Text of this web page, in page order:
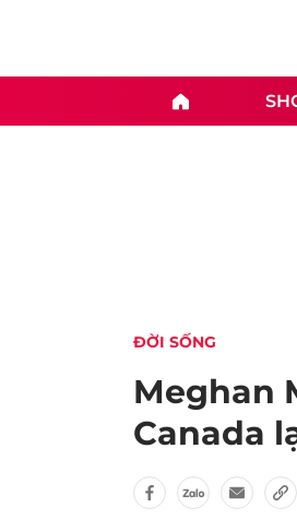
ĐỜI SỐNG
Meghan
Canada